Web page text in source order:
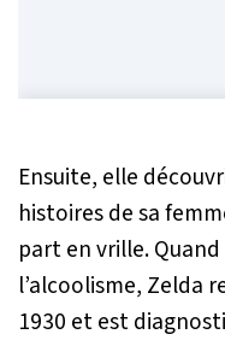
Ensuite, elle
histoires de sa
part en vrille.
l’alcoolisme, Zelda
1930 et est